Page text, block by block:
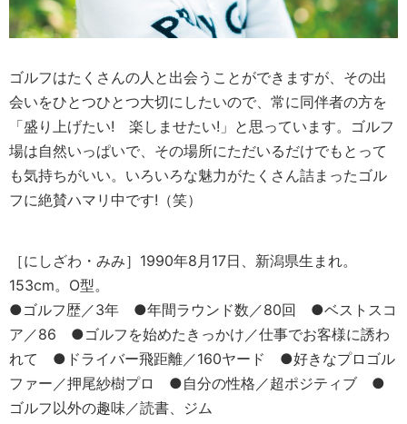
ゴルフはたくさんの人と出会うことができますが、その出
会いをひとつひとつ大切にしたいので、常に同伴者の方を
「盛り上げたい! 楽しませたい!」と思っています。ゴルフ
場は自然いっぱいで、その場所にただいるだけでもとって
も気持ちがいい。いろいろな魅力がたくさん詰まったゴル
フに絶賛ハマリ中です!（笑）
［にしざわ・みみ］1990年8月17日、新潟県生まれ。
153cm。O型。
●ゴルフ歴／3年 ●年間ラウンド数／80回 ●ベストスコ
ア／86 ●ゴルフを始めたきっかけ／仕事でお客様に誘わ
れて ●ドライバー飛距離／160ヤード ●好きなプロゴル
ファー／押尾紗樹プロ ●自分の性格／超ポジティブ ●
ゴルフ以外の趣味／読書、ジム